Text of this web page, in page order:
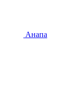
Анапа